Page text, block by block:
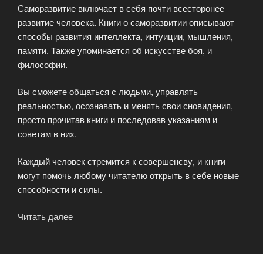
Саморазвитие включает в себя почти всесторонее
развитие человека. Книги о саморазвитии описывают
способы развития интеллекта, интуиции, мышления,
памяти. Также упоминается об искусстве боя, и
философии.
Вы сможете общаться с людьми, управлять
реальностью, осознавать и менять свои сновидения,
просто прочитав книги и последовав указаниям и
советам в них.
Каждый человек стремится к совершенсву, и книги
могут помочь любому читателю открыть в себе новые
способности и силы.
Читать далее